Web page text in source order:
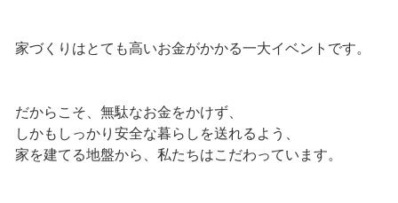
家づくりはとても高いお金がかかる一大イベントです。
だからこそ、無駄なお金をかけず、
しかもしっかり安全な暮らしを送れるよう、
家を建てる地盤から、私たちはこだわっています。